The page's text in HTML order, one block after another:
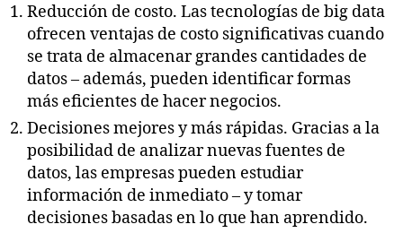
Reducción de costo. Las tecnologías de big data
ofrecen ventajas de costo significativas cuando
se trata de almacenar grandes cantidades de
datos – además, pueden identificar formas
más eficientes de hacer negocios.
Decisiones mejores y más rápidas. Gracias a la
posibilidad de analizar nuevas fuentes de
datos, las empresas pueden estudiar
información de inmediato – y tomar
decisiones basadas en lo que han aprendido.